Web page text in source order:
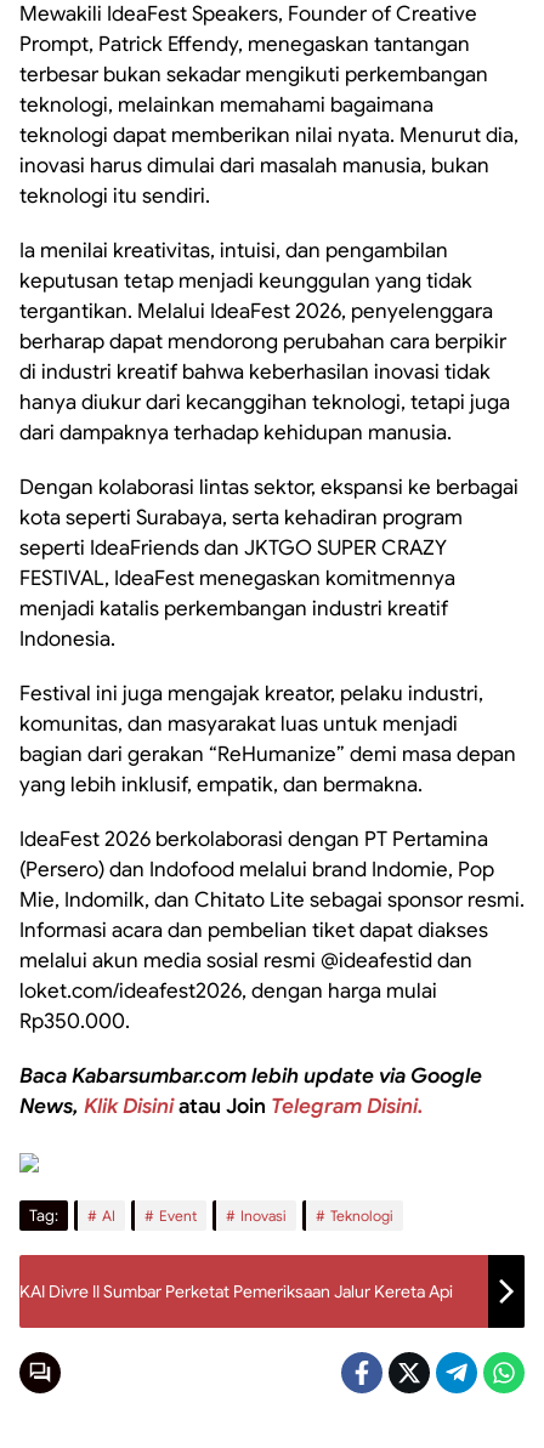
Mewakili IdeaFest Speakers, Founder of Creative
Prompt, Patrick Effendy, menegaskan tantangan
terbesar bukan sekadar mengikuti perkembangan
teknologi, melainkan memahami bagaimana
teknologi dapat memberikan nilai nyata. Menurut dia,
inovasi harus dimulai dari masalah manusia, bukan
teknologi itu sendiri.
Ia menilai kreativitas, intuisi, dan pengambilan
keputusan tetap menjadi keunggulan yang tidak
tergantikan. Melalui IdeaFest 2026, penyelenggara
berharap dapat mendorong perubahan cara berpikir
di industri kreatif bahwa keberhasilan inovasi tidak
hanya diukur dari kecanggihan teknologi, tetapi juga
dari dampaknya terhadap kehidupan manusia.
Dengan kolaborasi lintas sektor, ekspansi ke berbagai
kota seperti Surabaya, serta kehadiran program
seperti IdeaFriends dan JKTGO SUPER CRAZY
FESTIVAL, IdeaFest menegaskan komitmennya
menjadi katalis perkembangan industri kreatif
Indonesia.
Festival ini juga mengajak kreator, pelaku industri,
komunitas, dan masyarakat luas untuk menjadi
bagian dari gerakan “ReHumanize” demi masa depan
yang lebih inklusif, empatik, dan bermakna.
IdeaFest 2026 berkolaborasi dengan PT Pertamina
(Persero) dan Indofood melalui brand Indomie, Pop
Mie, Indomilk, dan Chitato Lite sebagai sponsor resmi.
Informasi acara dan pembelian tiket dapat diakses
melalui akun media sosial resmi @ideafestid dan
loket.com/ideafest2026, dengan harga mulai
Rp350.000.
Baca Kabarsumbar.com lebih update via Google
News, Klik Disiniatau Join Telegram Disini.
Tag: AI Event Inovasi Teknologi
KAI Divre II Sumbar Perketat Pemeriksaan Jalur Kereta Api